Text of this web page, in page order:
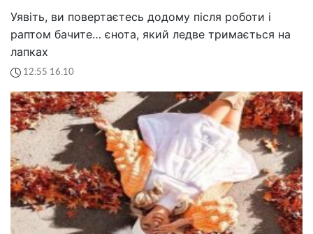
Уявіть, ви повертаєтесь додому після роботи і
раптом бачите… єнота, який ледве тримається на
лапках
12:55 16.10